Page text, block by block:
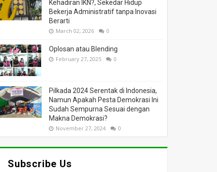
Kehadiran IKN?, Sekedar Hidup
Bekerja Administratif tanpa Inovasi
Berarti
March 02, 2026 0
Oplosan atau Blending
February 27, 2025 0
Pilkada 2024 Serentak di Indonesia,
Namun Apakah Pesta Demokrasi Ini
Sudah Sempurna Sesuai dengan
Makna Demokrasi?
November 27, 2024 0
Subscribe Us